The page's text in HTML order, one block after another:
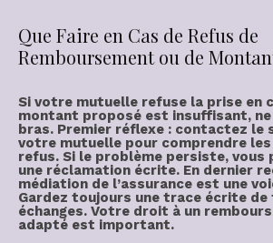
Que Faire en Cas de Refus de
Remboursement ou de
Si votre mutuelle refuse la prise en
montant proposé est insuffisant, ne
bras. Premier réflexe : contactez le
votre mutuelle pour comprendre
refus. Si le problème persiste, vous
une réclamation écrite. En dernier
médiation de l’assurance est une
Gardez toujours une trace écrite de
échanges. Votre droit à un
adapté est important.